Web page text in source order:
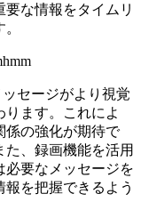
な情報をタイムリ
セージがより視覚
ます。これによ
係の強化が期待で
、録画機能を活用
必要なメッセージを
を把握できるよう